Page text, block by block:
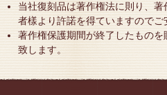
当社復刻品は著作権法に則り、
者樣より許諾を得ていますので
著作権保護期間が終了したもの
致します。